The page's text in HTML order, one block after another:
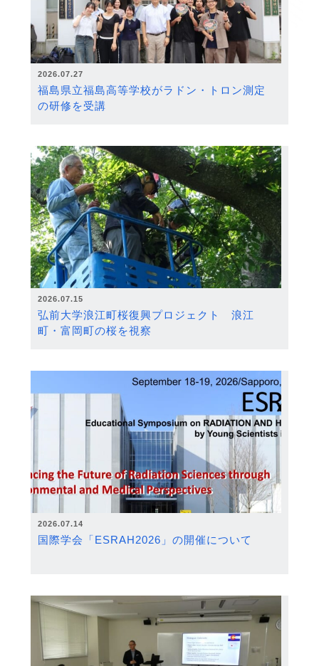
2026.07.27
福島県立福島高等学校がラドン・トロン測定
の研修を受講
2026.07.15
弘前大学浪江町桜復興プロジェクト 浪江
町・富岡町の桜を視察
2026.07.14
国際学会「ESRAH2026」の開催について